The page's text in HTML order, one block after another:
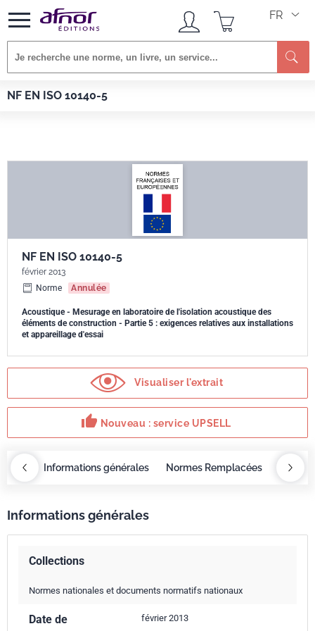
FR
NF EN ISO 10140-5
Afnor EDITIONS Normes
NF EN ISO 10140-5
février 2013
Norme
Annulée
Acoustique - Mesurage en laboratoire de l'isolation acoustique des
éléments de construction - Partie 5 : exigences relatives aux installations
et appareillage d'essai
Visualiser l'extrait
thumb_up Nouveau : service UPSELL
Informations générales Normes Remplacées
Informations générales
Collections
Normes nationales et documents normatifs nationaux
Date de
février 2013